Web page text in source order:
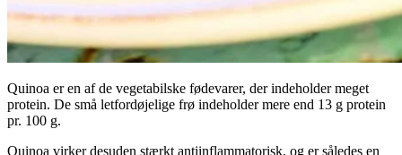
Quinoa er en af de vegetabilske fødevarer, der indeholder meget
protein. De små letfordøjelige frø indeholder mere end 13 g protein
pr. 100 g.
Quinoa virker desuden stærkt antiinflammatorisk, og er således en